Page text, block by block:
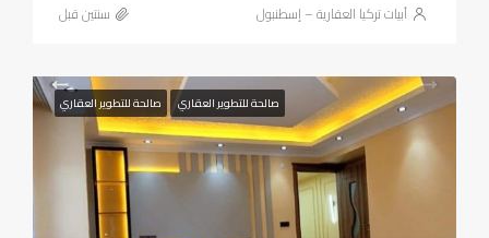
أبيات تركيا العقارية – إسطنبول ‏سنتين قبل
صالحة للتطوير العقاري صالحة للتطوير العقاري